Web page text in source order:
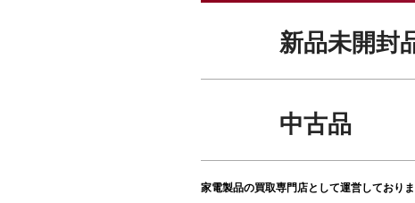
新品未開封
中古品
家電製品の買取専門店として運営しており